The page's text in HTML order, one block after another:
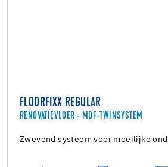
FLOORFIXX REGULAR
RENOVATIEVLOER - MDF-TWINSYSTEM
Zwevend systeem voor moeilijke